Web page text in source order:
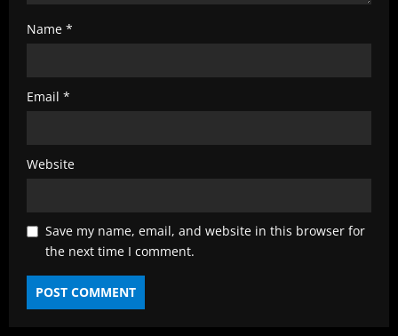
Name *
Email *
Website
Save my name, email, and website in this browser for
the next time I comment.